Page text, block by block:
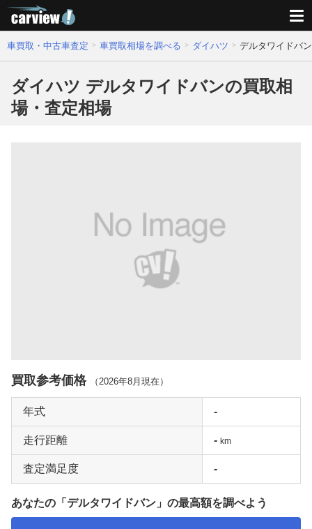
車買取・中古車査定 車買取相場を調べる ダイハツ デルタワイドバ
ダイハツ デルタワイドバンの買取相
場・査定相場
買取参考価格 （2026年8月 現在）
年式 -
走行距離 - km
査定満足度 -
あなたの「デルタワイドバン」の最高額を調べよう